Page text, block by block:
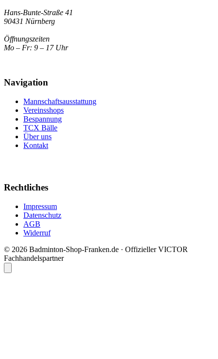
Hans-Bunte-Straße 41
90431 Nürnberg
Öffnungszeiten
Mo – Fr: 9 – 17 Uhr
Navigation
Mannschaftsausstattung
Vereinsshops
Bespannung
TCX Bälle
Über uns
Kontakt
Rechtliches
Impressum
Datenschutz
AGB
Widerruf
© 2026 Badminton-Shop-Franken.de · Offizieller VICTOR
Fachhandelspartner